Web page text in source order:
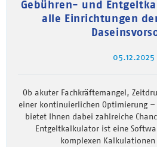
Gebühren- und
alle Einrichtungen
05.12.2025
Ob akuter Fachkräftemangel,
einer kontinuierlichen Optimierung
bietet Ihnen dabei zahlreiche
Entgeltkalkulator ist eine
komplexen